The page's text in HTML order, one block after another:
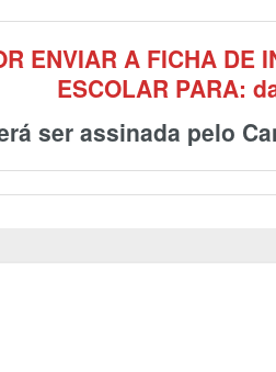
ENVIAR A FICHA DE
ESCOLAR PARA:
ser assinada pelo